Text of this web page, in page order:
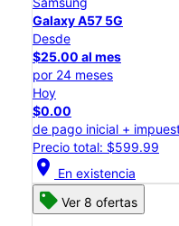
Galaxy A57 5G
Desde
$25.00 al mes
por 24 meses
Hoy
$0.00
de pago inicial +
Precio total: $599.99
location_on En existencia
Ver 8 ofertas